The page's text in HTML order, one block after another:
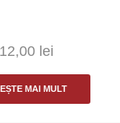
12,00 lei
MAI MULT